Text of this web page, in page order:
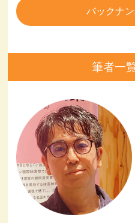
バックナ
筆者一